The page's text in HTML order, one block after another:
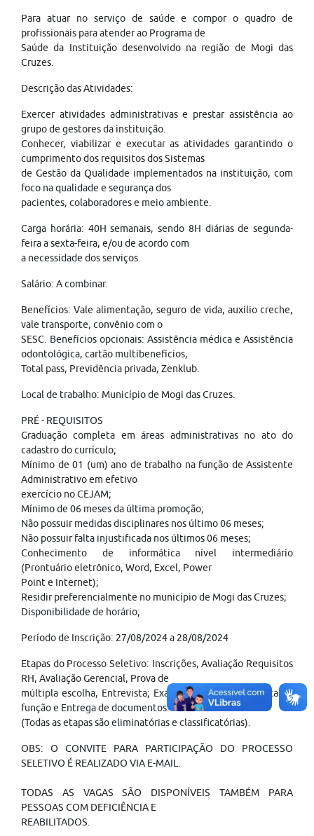
Para atuar no serviço de saúde e compor o quadro de
profissionais para atender ao Programa de
Saúde da Instituição desenvolvido na região de Mogi das
Cruzes.
Descrição das Atividades:
Exercer atividades administrativas e prestar assistência ao
grupo de gestores da instituição.
Conhecer, viabilizar e executar as atividades garantindo o
cumprimento dos requisitos dos Sistemas
de Gestão da Qualidade implementados na instituição, com
foco na qualidade e segurança dos
pacientes, colaboradores e meio ambiente.
Carga horária: 40H semanais, sendo 8H diárias de segunda-
feira a sexta-feira, e/ou de acordo com
a necessidade dos serviços.
Salário: A combinar.
Benefícios: Vale alimentação, seguro de vida, auxílio creche,
vale transporte, convênio com o
SESC. Benefícios opcionais: Assistência médica e Assistência
odontológica, cartão multibenefícios,
Total pass, Previdência privada, Zenklub.
Local de trabalho: Município de Mogi das Cruzes.
PRÉ - REQUISITOS
Graduação completa em áreas administrativas no ato do
cadastro do currículo;
Mínimo de 01 (um) ano de trabalho na função de Assistente
Administrativo em efetivo
exercício no CEJAM;
Mínimo de 06 meses da última promoção;
Não possuir medidas disciplinares nos último 06 meses;
Não possuir falta injustificada nos últimos 06 meses;
Conhecimento de informática nível intermediário
(Prontuário eletrônico, Word, Excel, Power
Point e Internet);
Residir preferencialmente no município de Mogi das Cruzes;
Disponibilidade de horário;
Período de Inscrição: 27/08/2024 a 28/08/2024
Etapas do Processo Seletivo: Inscrições, Avaliação Requisitos
RH, Avaliação Gerencial, Prova de
múltipla escolha, Entrevista; Exame Médico de mudança de
função e Entrega de documentos.
(Todas as etapas são eliminatórias e classificatórias).
OBS: O CONVITE PARA PARTICIPAÇÃO DO PROCESSO
SELETIVO É REALIZADO VIA E-MAIL.
TODAS AS VAGAS SÃO DISPONÍVEIS TAMBÉM PARA
PESSOAS COM DEFICIÊNCIA E
REABILITADOS.